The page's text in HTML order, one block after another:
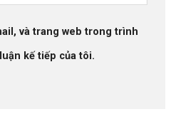
và trang web trong trình
kế tiếp của tôi.